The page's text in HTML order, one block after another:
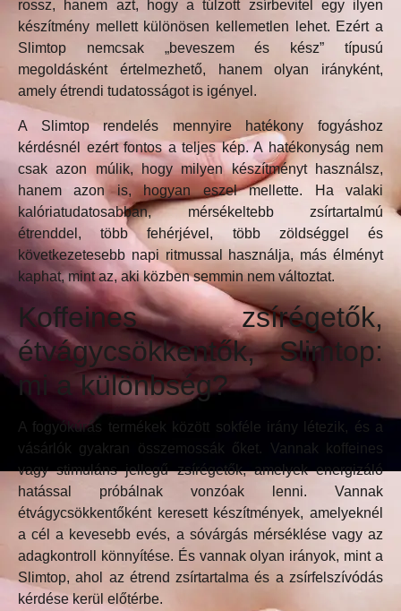
rossz, hanem azt, hogy a túlzott zsírbevitel egy ilyen
készítmény mellett különösen kellemetlen lehet. Ezért a
Slimtop nemcsak „beveszem és kész” típusú
megoldásként értelmezhető, hanem olyan irányként,
amely étrendi tudatosságot is igényel.
A Slimtop rendelés mennyire hatékony fogyáshoz
kérdésnél ezért fontos a teljes kép. A hatékonyság nem
csak azon múlik, hogy milyen készítményt használsz,
hanem azon is, hogyan eszel mellette. Ha valaki
kalóriatudatosabban, mérsékeltebb zsírtartalmú
étrenddel, több fehérjével, több zöldséggel és
következetesebb napi ritmussal használja, más élményt
kaphat, mint az, aki közben semmin nem változtat.
Koffeines zsírégetők,
étvágycsökkentők, Slimtop:
mi a különbség?
A fogyókúrás termékek között sokféle irány létezik, és a
vásárlók gyakran összemossák őket. Vannak koffeines
vagy stimuláns jellegű zsírégetők, amelyek energizáló
hatással próbálnak vonzóak lenni. Vannak
étvágycsökkentőként keresett készítmények, amelyeknél
a cél a kevesebb evés, a sóvárgás mérséklése vagy az
adagkontroll könnyítése. És vannak olyan irányok, mint a
Slimtop, ahol az étrend zsírtartalma és a zsírfelszívódás
kérdése kerül előtérbe.